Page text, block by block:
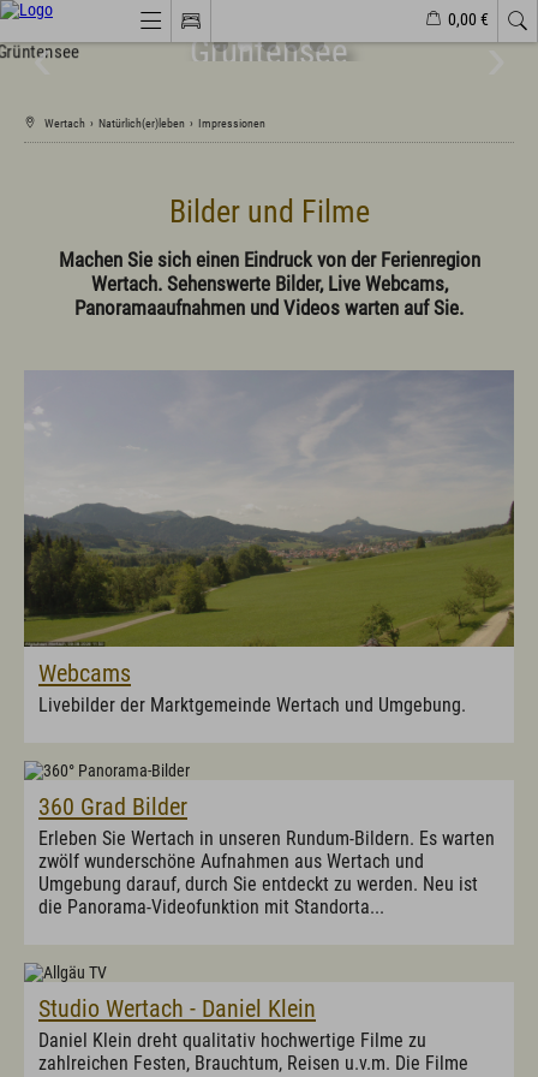
0,00 €
Sport und Freizeit
Gesundheit / Wellness
Branchenbuch/Marktplatz
Urlaub im Allgäu
Familienferien Allgäuhaus
Fachklinik St. Marien
Selbstversorgerhütten und -häuser
Infos zum Urlaub mit dem Hund
Infos zum Urlaub mit Handicap
Tagungsmöglichkeiten
Wichtige Infos zum Urlaub
Kultur & Genuss
Kirchen und Kapellen
Viehscheid / Alpen
Natur & Landschaft
Schlösser und Burgen
Essen und Trinken
Wertacher Marktprodukte "vo eis dahoim"
Service & Kontakt
Kontakt & Öffnungszeiten
Anreise & ÖPNV
Ortsplan
Ort
Grüntensee
Frühlingserwachen
Bergluft
Historisches
Wertach › Natürlich(er)leben › Impressionen
Bilder und Filme
Machen Sie sich einen Eindruck von der Ferienregion
Wertach. Sehenswerte Bilder, Live Webcams,
Panoramaaufnahmen und Videos warten auf Sie.
Webcams
Livebilder der Marktgemeinde Wertach und Umgebung.
360 Grad Bilder
Erleben Sie Wertach in unseren Rundum-Bildern. Es warten
zwölf wunderschöne Aufnahmen aus Wertach und
Umgebung darauf, durch Sie entdeckt zu werden. Neu ist
die Panorama-Videofunktion mit Standorta...
Studio Wertach - Daniel Klein
Daniel Klein dreht qualitativ hochwertige Filme zu
zahlreichen Festen, Brauchtum, Reisen u.v.m. Die Filme